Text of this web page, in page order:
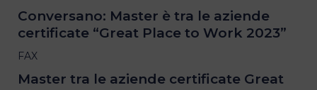
Conversano: Master è tra le aziende
certificate “Great Place to Work 2023”
FAX
Master tra le aziende certificate Great